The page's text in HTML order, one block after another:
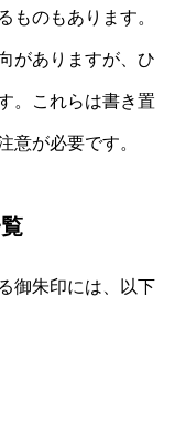
ものもあります。
がありますが、ひ
。これらは書き置
意が必要です。
御朱印には、以下